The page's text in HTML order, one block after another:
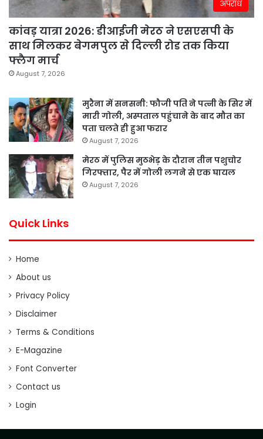
अपराध
कांवड़ यात्रा 2026: डीआईजी मेरठ ने एसएसपी के
साथ मिलकर बेगमपुल से दिल्ली रोड तक किया
फ्लैग मार्च
August 7, 2026
मुरैना में सनसनी: फौजी पति ने पत्नी के सिर में
मारी गोली, अस्पताल पहुंचाने के बाद मौत का
पता चलते ही हुआ फरार
August 7, 2026
मेरठ में पुलिस मुठभेड़ के दौरान तीन पशुचोर
गिरफ्तार, पैर में गोली लगने से एक घायल
August 7, 2026
Quick Links
Home
About us
Privacy Policy
Disclaimer
Terms & Conditions
E-Magazine
Font Converter
Contact us
Login